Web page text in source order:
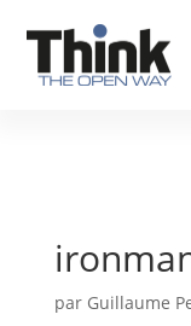
par Guillaume